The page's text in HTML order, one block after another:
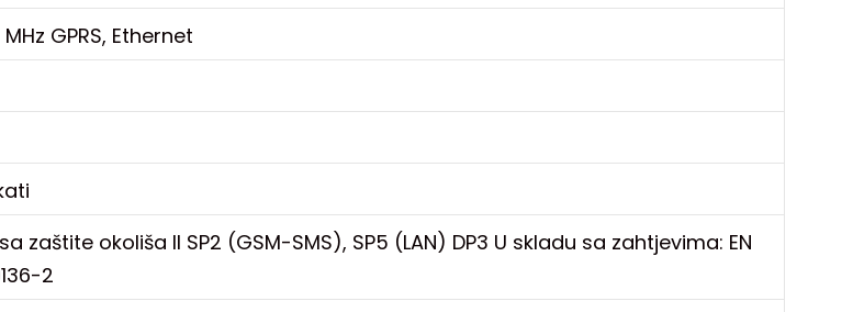
GPRS, Ethernet
zaštite okoliša II SP2 (GSM-SMS), SP5 (LAN) DP3 U skladu sa zahtjevima: EN
2